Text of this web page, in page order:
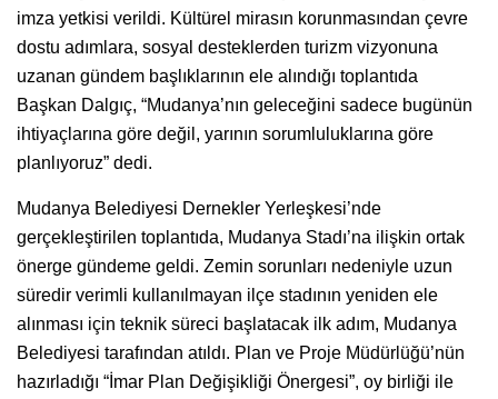
imza yetkisi verildi. Kültürel mirasın korunmasından çevre
dostu adımlara, sosyal desteklerden turizm vizyonuna
uzanan gündem başlıklarının ele alındığı toplantıda
Başkan Dalgıç, “Mudanya’nın geleceğini sadece bugünün
ihtiyaçlarına göre değil, yarının sorumluluklarına göre
planlıyoruz” dedi.
Mudanya Belediyesi Dernekler Yerleşkesi’nde
gerçekleştirilen toplantıda, Mudanya Stadı’na ilişkin ortak
önerge gündeme geldi. Zemin sorunları nedeniyle uzun
süredir verimli kullanılmayan ilçe stadının yeniden ele
alınması için teknik süreci başlatacak ilk adım, Mudanya
Belediyesi tarafından atıldı. Plan ve Proje Müdürlüğü’nün
hazırladığı “İmar Plan Değişikliği Önergesi”, oy birliği ile